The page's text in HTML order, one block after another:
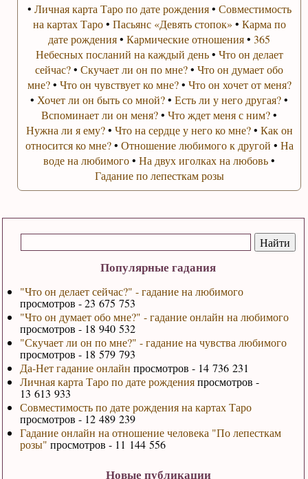
Популярные гадания
"Что он делает сейчас?" - гадание на любимого
просмотров - 23 675 753
"Что он думает обо мне?" - гадание онлайн на любимого
просмотров - 18 940 532
"Скучает ли он по мне?" - гадание на чувства любимого
просмотров - 18 579 793
Да-Нет гадание онлайн просмотров - 14 736 231
Личная карта Таро по дате рожденияпросмотров -
13 613 933
Совместимость по дате рождения на картах Таро
просмотров - 12 489 239
Гадание онлайн на отношение человека "По лепесткам
розы" просмотров - 11 144 556
Новые публикации
• Личная карта Таро по дате рождения• Совместимость
на картах Таро• Пасьянс «Девять стопок» • Карма по
дате рождения•Кармические отношения•365
Небесных посланий на каждый день• Что он делает
сейчас?•Скучает ли он по мне?•Что он думает обо
мне?• Что он чувствует ко мне?• Что он хочет от меня?
• Хочет ли он быть со мной?•Есть ли у него другая?•
Вспоминает ли он меня?•Что ждет меня с ним?•
Нужна ли я ему?• Что на сердце у него ко мне?• Как он
относится ко мне?• Отношение любимого к другой • На
воде на любимого•На двух иголках на любовь•
Гадание по лепесткам розы